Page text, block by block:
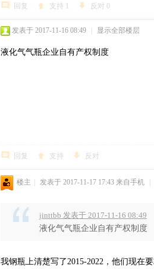
回复 支持 反对 0
发表于 2017-11-16 08:49 显示全部楼层
液化气气瓶企业自有产权制度
回复 支持 反对
楼主 发表于 2017-11-17 17:43 来自手机
jinttbb 发表于 2017-11-16 08:49
液化气气瓶企业自有产权制度
我钢瓶上清楚写了2015-2022，他们现在